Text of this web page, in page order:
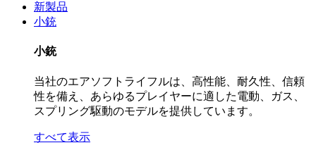
新製品
小銃
小銃
当社のエアソフトライフルは、高性能、耐久性、信頼
性を備え、あらゆるプレイヤーに適した電動、ガス、
スプリング駆動のモデルを提供しています。
すべて表示